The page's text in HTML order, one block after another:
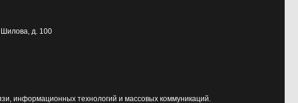
Шилова, д. 100
информационных технологий и массовых коммуникаций.